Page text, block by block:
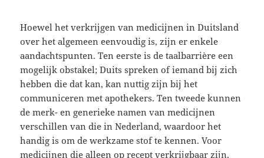
Hoewel het verkrijgen van medicijnen in Duitsland
over het algemeen eenvoudig is, zijn er enkele
aandachtspunten. Ten eerste is de taalbarrière een
mogelijk obstakel; Duits spreken of iemand bij zich
hebben die dat kan, kan nuttig zijn bij het
communiceren met apothekers. Ten tweede kunnen
de merk- en generieke namen van medicijnen
verschillen van die in Nederland, waardoor het
handig is om de werkzame stof te kennen. Voor
medicijnen die alleen op recept verkrijgbaar zijn,